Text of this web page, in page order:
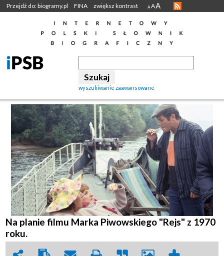
Przejdź do: biogramy.pl FINA zwiększ kontrast A AA
wyszukiwanie zaawansowane
Na planie filmu Marka Piwowskiego "Rejs" z 1970
roku.